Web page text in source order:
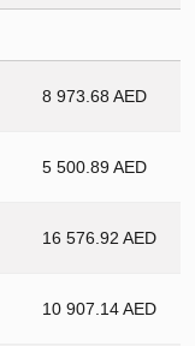
8 973.68 AED
5 500.89 AED
16 576.92 AED
10 907.14 AED